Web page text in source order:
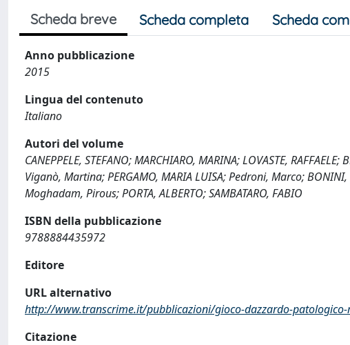
Scheda breve Scheda completa Scheda
Anno pubblicazione
2015
Lingua del contenuto
Italiano
Autori del volume
CANEPPELE, STEFANO; MARCHIARO, MARINA; LOVASTE,
Viganò, Martina; PERGAMO, MARIA LUISA; Pedroni, Marco;
Moghadam, Pirous; PORTA, ALBERTO; SAMBATARO, FABIO
ISBN della pubblicazione
9788884435972
Editore
URL alternativo
http://www.transcrime.it/pubblicazioni/gioco-dazzardo-
Citazione